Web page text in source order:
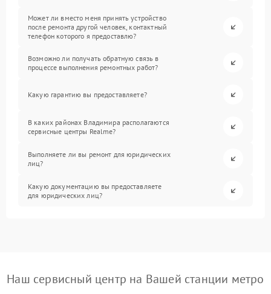
Может ли вместо меня принять устройство
после ремонта другой человек, контактный
телефон которого я предоставлю?
Возможно ли получать обратную связь в
процессе выполнения ремонтных работ?
Какую гарантию вы предоставляете?
В каких районах Владимира располагаются
сервисные центры Realme?
Выполняете ли вы ремонт для юридических
лиц?
Какую документацию вы предоставляете
для юридических лиц?
Наш сервисный центр на Вашей станции метро